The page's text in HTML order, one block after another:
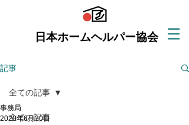
日本ホームヘルパー協会
記事
全ての記事
全ての記事
事務局
2020年6月30日